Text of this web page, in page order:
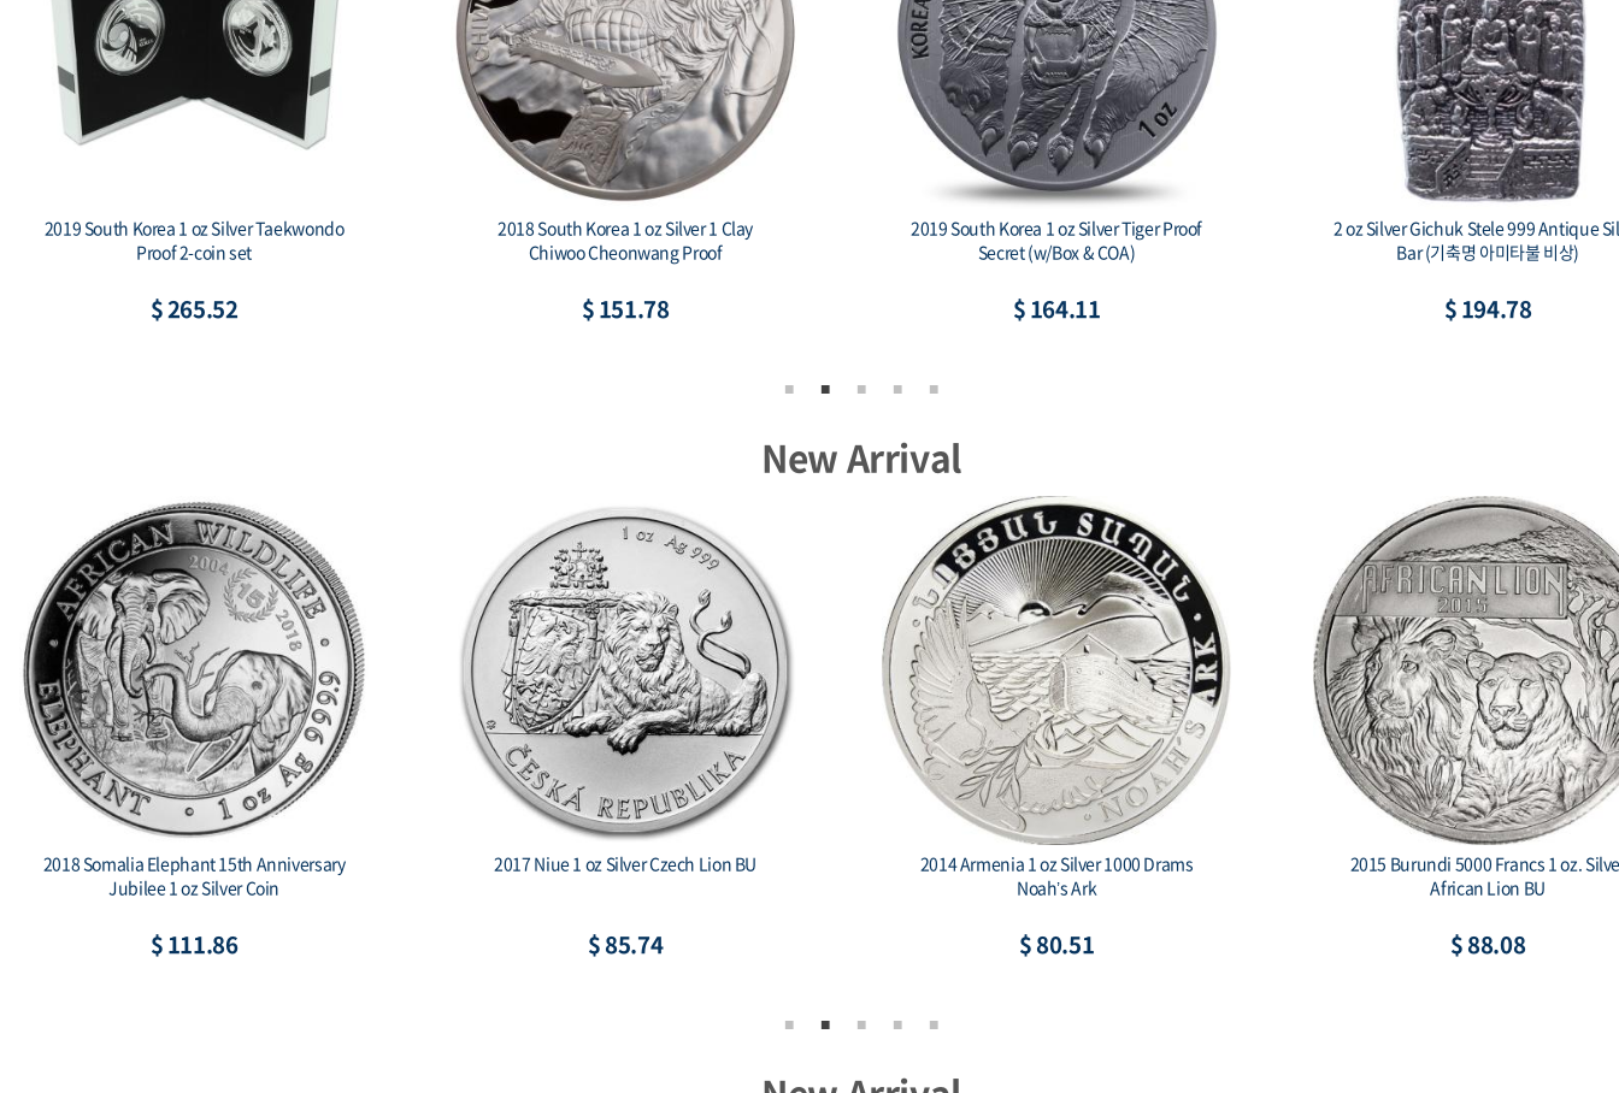
2019 South Korea 1 oz Silver Taekwondo
Proof 2-coin set
$ 265.52
2018 South Korea 1 oz Silver 1 Clay
Chiwoo Cheonwang Proof
$ 151.78
2019 South Korea 1 oz Silver Tiger Proof
Secret (w/Box & COA)
$ 164.11
2 oz Silver Gichuk Stele 999 Antique
Bar (기축명 아미타불 비상)
$ 194.78
New Arrival
2018 Somalia Elephant 15th Anniversary
Jubilee 1 oz Silver Coin
$ 111.86
2017 Niue 1 oz Silver Czech Lion BU
$ 85.74
2014 Armenia 1 oz Silver 1000 Drams
Noah’s Ark
$ 80.51
2015 Burundi 5000 Francs 1 oz.
African Lion BU
$ 88.08